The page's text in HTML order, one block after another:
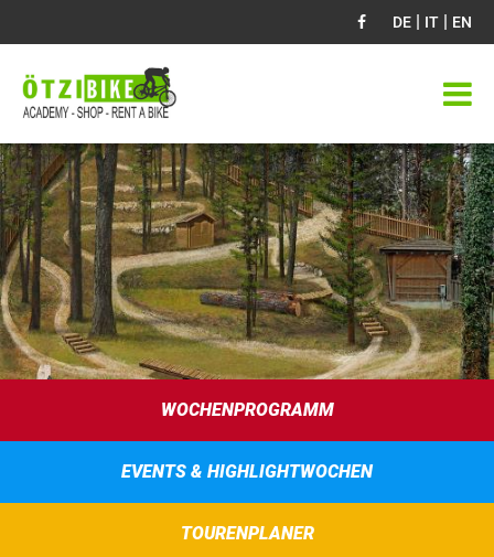
DE | IT | EN
WOCHENPROGRAMM
EVENTS & HIGHLIGHTWOCHEN
TOURENPLANER